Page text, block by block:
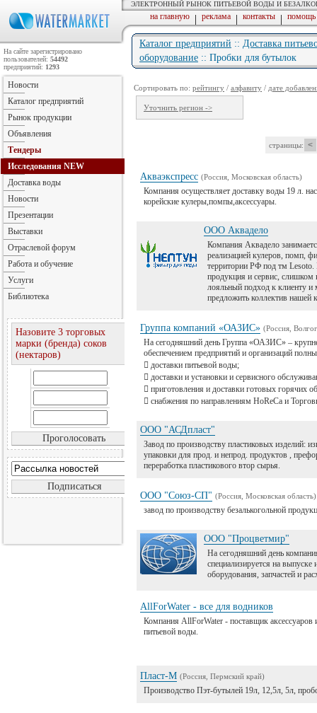
ЭЛЕКТРОННЫЙ РЫНОК ПИТЬЕВОЙ ВОДЫ И
на главную | реклама | контакты | помощь
Каталог предприятий :: Доставка
оборудование :: Пробки для бутылок
Сортировать по: рейтингу / алфавиту / дате
Уточнить регион ->
страницы: <
Акваэкспресс (Россия, Московская область)
Компания осуществляет доставку воды 19 л.
корейские кулеры,помпы,аксессуары.
ООО Аквадело
Компания Аквадело
реализацией кулеров, помп,
территории РФ под тм Lesoto.
продукция и сервис, слишком
лояльный подход к клиенту
предложить коллектив нашей
Группа компаний «ОАЗИС» (Россия,
На сегодняшний день Группа «ОАЗИС» –
обеспечением предприятий и организаций
 доставки питьевой воды;
 доставки и установки и сервисного
 приготовления и доставки готовых горячих
 снабжения по направлениям HoReCa и
ООО "АСДпласт"
Завод по производству пластиковых изделий:
упаковки для прод. и непрод. продуктов ,
переработка пластикового втор сырья.
ООО "Союз-СП" (Россия, Московская область)
завод по производству безалькогольной
ООО "Процветмир"
На сегодняшний день
специализируется на выпуске
оборудования, запчастей и
AllForWater - все для водников
Компания AllForWater - поставщик аксессуаров
питьевой воды.
Пласт-М (Россия, Пермский край)
Производство Пэт-бутылей 19л, 12,5л, 5л,
На сайте зарегистрировано
пользователей: 54492
предприятий: 1293
Новости
Каталог предприятий
Рынок продукции
Объявления
Тендеры
Исследования NEW
Доставка воды
Новости
Презентации
Выставки
Отраслевой форум
Работа и обучение
Услуги
Библиотека
Назовите 3 торговых
марки (бренда) соков
(нектаров)